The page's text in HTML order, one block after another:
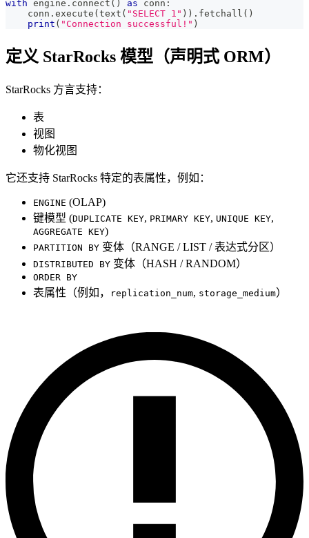
with engine . connect ( ) as conn :
    conn
. execute (text ( "SELECT 1" ) ) . fetchall ( )
print ( "Connection successful!" )
定义 StarRocks 模型（声明式 ORM）
StarRocks 方言支持：
表
视图
物化视图
它还支持 StarRocks 特定的表属性，例如：
ENGINE (OLAP)
键模型 (DUPLICATE KEY, PRIMARY KEY, UNIQUE KEY,
AGGREGATE KEY)
PARTITION BY 变体（RANGE / LIST / 表达式分区）
DISTRIBUTED BY 变体（HASH / RANDOM）
ORDER BY
表属性（例如， replication_num, storage_medium）